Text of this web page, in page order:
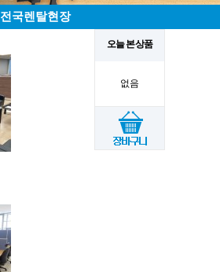
전국렌탈현장
오늘 본 상품
없음